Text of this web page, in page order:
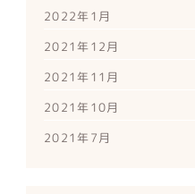
2022年1月
2021年12月
2021年11月
2021年10月
2021年7月